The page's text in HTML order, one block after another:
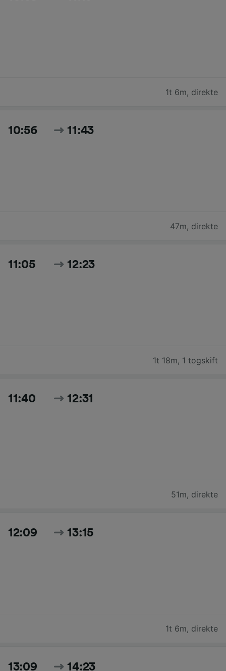
1t 6m, direkte
10:56 11:43
47m, direkte
11:05 12:23
1t 18m, 1 togskift
11:40 12:31
51m, direkte
12:09 13:15
1t 6m, direkte
13:09 14:23